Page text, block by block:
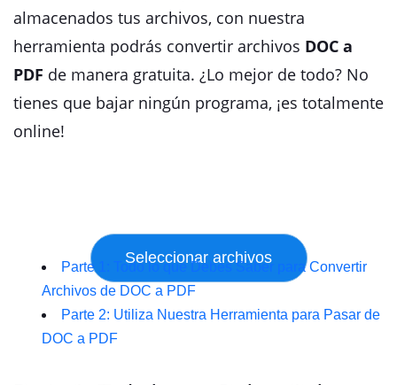
almacenados tus archivos, con nuestra
herramienta podrás convertir archivos DOC a
PDF de manera gratuita. ¿Lo mejor de todo? No
tienes que bajar ningún programa, ¡es totalmente
online!
Parte 1: Todo lo que Debes Saber para Convertir
Archivos de DOC a PDF
Parte 2: Utiliza Nuestra Herramienta para Pasar de
DOC a PDF